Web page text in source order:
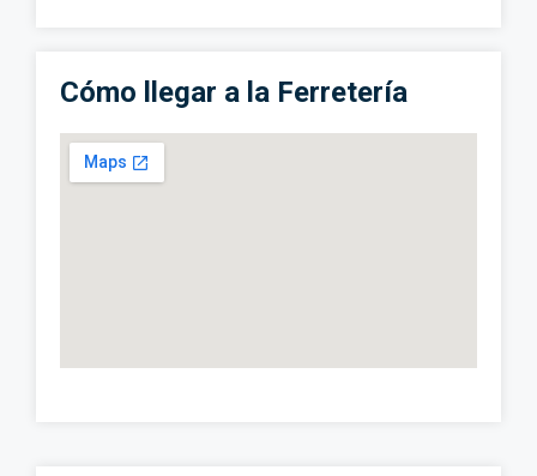
Cómo llegar a la Ferretería